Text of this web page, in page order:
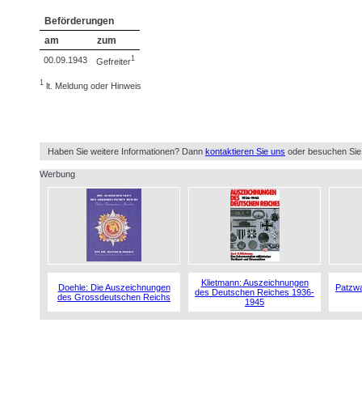
Beförderungen
am
zum
00.09.1943 Gefreiter1
1 lt. Meldung oder Hinweis
Haben Sie weitere Informationen? Dann kontaktieren Sie uns oder besuchen
Werbung
Doehle: Die Auszeichnungen
des Grossdeutschen Reichs
Klietmann: Auszeichnungen
des Deutschen Reiches 1936-
1945